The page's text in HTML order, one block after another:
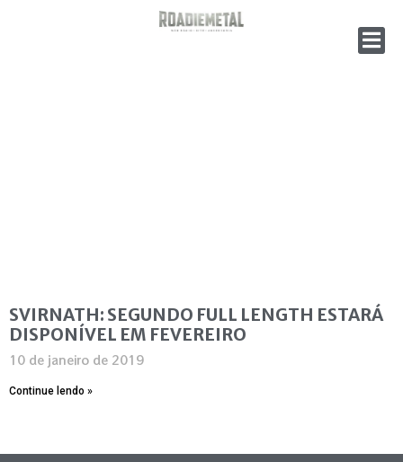
SVIRNATH: SEGUNDO FULL LENGTH ESTARÁ
DISPONÍVEL EM FEVEREIRO
10 de janeiro de 2019
Continue lendo »